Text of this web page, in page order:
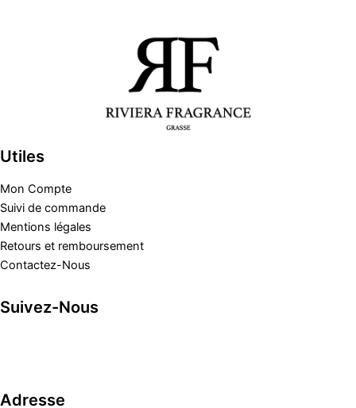
Utiles
Mon Compte
Suivi de commande
Mentions légales
Retours et remboursement
Contactez-Nous
Suivez-Nous
Adresse